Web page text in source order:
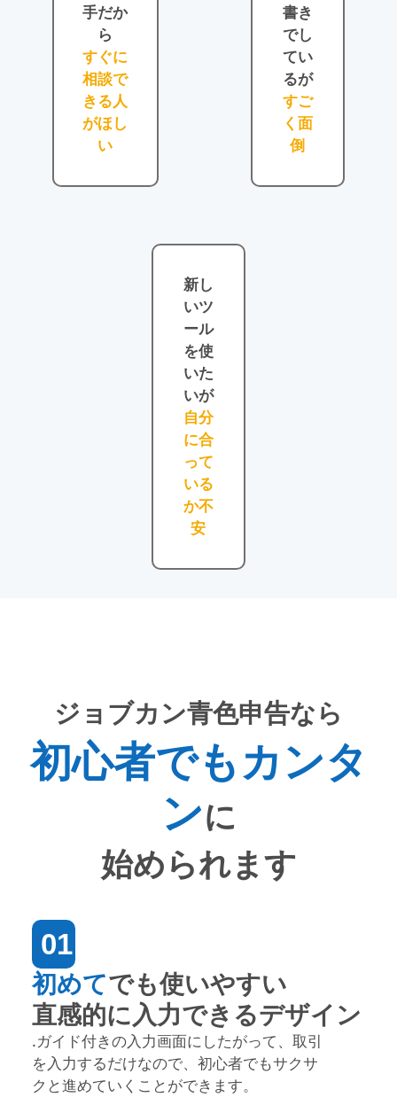
手だか
ら
すぐに
相談で
きる人
がほし
い
書き
でし
てい
るが
すご
く面
倒
新し
いツ
ール
を使
いた
いが
自分
に合
って
いる
か不
安
ジョブカン青色申告なら
初心者でもカンタ
ンに
始められます
01
初めてでも使いやすい
直感的に入力できるデザイン
.ガイド付きの入力画面にしたがって、取引
を入力するだけなので、初心者でもサクサ
クと進めていくことができます。